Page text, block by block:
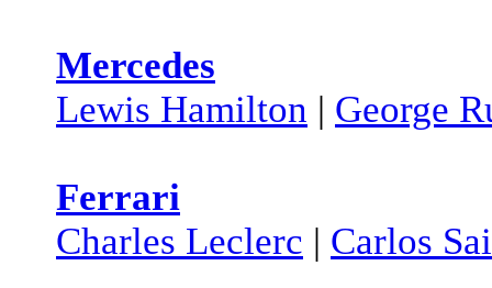
Mercedes
Lewis Hamilton | George
Ferrari
Charles Leclerc | Carlos